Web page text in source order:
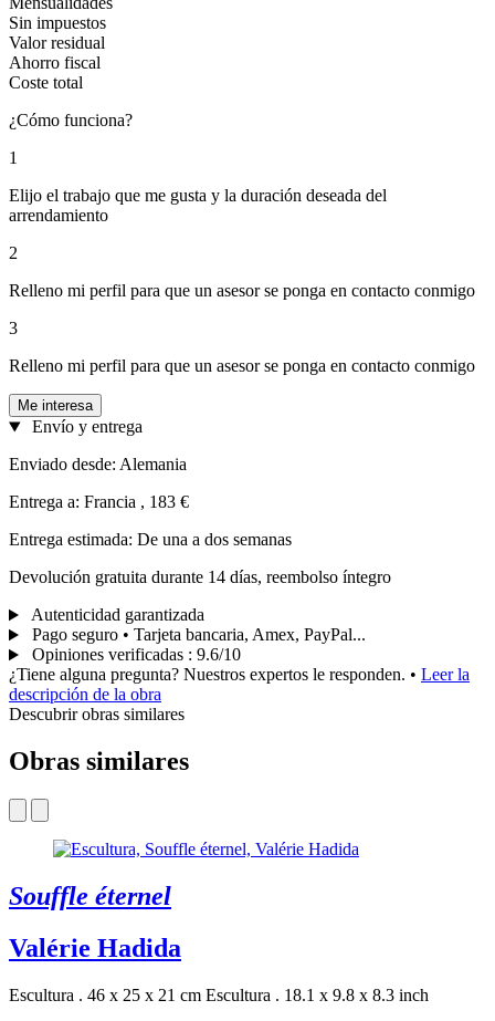
Sin impuestos
Valor residual
Ahorro fiscal
Coste total
¿Cómo funciona?
1
Elijo el trabajo que me gusta y la duración deseada del
arrendamiento
2
Relleno mi perfil para que un asesor se ponga en contacto conmigo
3
Relleno mi perfil para que un asesor se ponga en contacto conmigo
Me interesa
Envío y entrega
Enviado desde: Alemania
Entrega a: Francia , 183 €
Entrega estimada: De una a dos semanas
Devolución gratuita durante 14 días, reembolso íntegro
Autenticidad garantizada
Pago seguro • Tarjeta bancaria, Amex, PayPal...
Opiniones verificadas : 9.6/10
¿Tiene alguna pregunta? Nuestros expertos le responden. • Leer la
descripción de la obra
Descubrir obras similares
Obras similares
Souffle éternel
Valérie Hadida
Escultura . 46 x 25 x 21 cm Escultura . 18.1 x 9.8 x 8.3 inch